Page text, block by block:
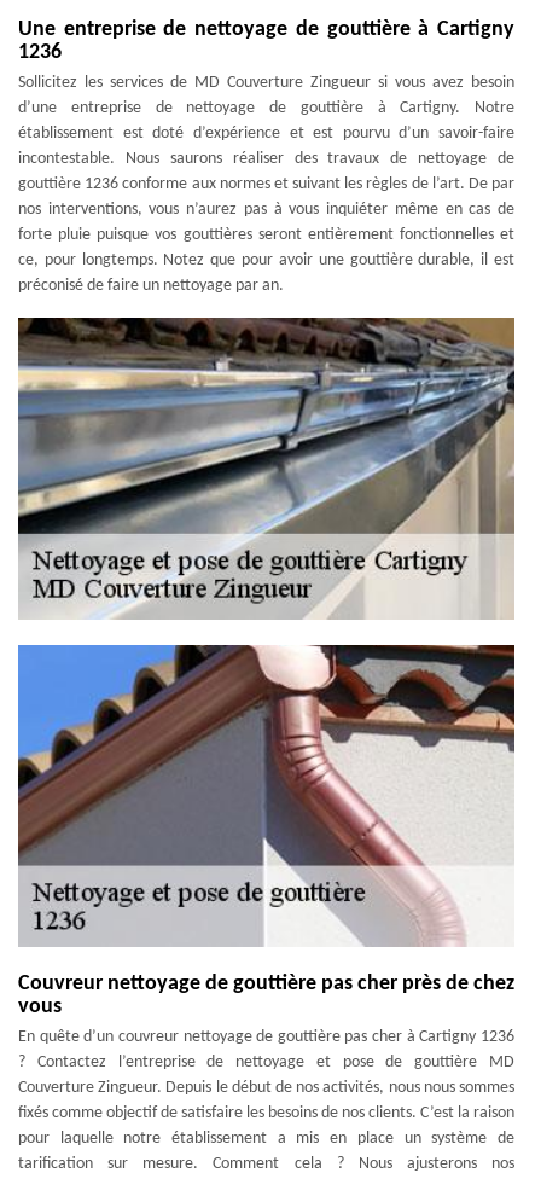
Une entreprise de nettoyage de gouttière à Cartigny
1236
Sollicitez les services de MD Couverture Zingueur si vous avez besoin
d’une entreprise de nettoyage de gouttière à Cartigny. Notre
établissement est doté d’expérience et est pourvu d’un savoir-faire
incontestable. Nous saurons réaliser des travaux de nettoyage de
gouttière 1236 conforme aux normes et suivant les règles de l’art. De par
nos interventions, vous n’aurez pas à vous inquiéter même en cas de
forte pluie puisque vos gouttières seront entièrement fonctionnelles et
ce, pour longtemps. Notez que pour avoir une gouttière durable, il est
préconisé de faire un nettoyage par an.
Couvreur nettoyage de gouttière pas cher près de chez
vous
En quête d’un couvreur nettoyage de gouttière pas cher à Cartigny 1236
? Contactez l’entreprise de nettoyage et pose de gouttière MD
Couverture Zingueur. Depuis le début de nos activités, nous nous sommes
fixés comme objectif de satisfaire les besoins de nos clients. C’est la raison
pour laquelle notre établissement a mis en place un système de
tarification sur mesure. Comment cela ? Nous ajusterons nos